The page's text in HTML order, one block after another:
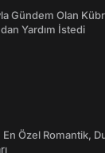
Gündem Olan
Yardım İstedi
En Özel Romantik,